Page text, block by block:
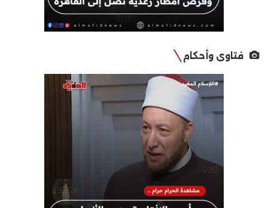
فتاوى وأحكام